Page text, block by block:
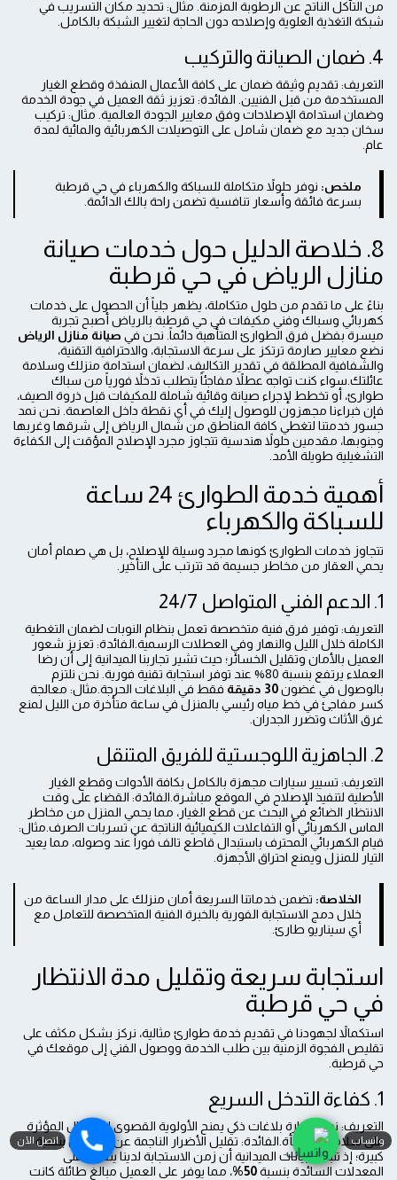
من التآكل الناتج عن الرطوبة المزمنة. مثال: تحديد مكان التسريب في
شبكة التغذية العلوية وإصلاحه دون الحاجة لتغيير الشبكة بالكامل.
4. ضمان الصيانة والتركيب
التعريف: تقديم وثيقة ضمان على كافة الأعمال المنفذة وقطع الغيار
المستخدمة من قبل الفنيين. الفائدة: تعزيز ثقة العميل في جودة الخدمة
وضمان استدامة الإصلاحات وفق معايير الجودة العالمية. مثال: تركيب
سخان جديد مع ضمان شامل على التوصيلات الكهربائية والمائية لمدة
عام.
ملخص: نوفر حلولاً متكاملة للسباكة والكهرباء في حي قرطبة
بسرعة فائقة وأسعار تنافسية تضمن راحة بالك الدائمة.
8. خلاصة الدليل حول خدمات صيانة
منازل الرياض في حي قرطبة
بناءً على ما تقدم من حلول متكاملة، يظهر جلياً أن الحصول على خدمات
كهربائي وسباك وفني مكيفات في حي قرطبة بالرياض أصبح تجربة
ميسرة بفضل فرق الطوارئ المتأهبة دائماً. نحن في صيانة منازل الرياض
نضع معايير صارمة ترتكز على سرعة الاستجابة، والاحترافية التقنية،
والشفافية المطلقة في تقدير التكاليف، لضمان استدامة منزلك وسلامة
عائلتك.سواء كنت تواجه عطلاً مفاجئاً يتطلب تدخلاً فورياً من سباك
طوارئ، أو تخطط لإجراء صيانة وقائية شاملة للمكيفات قبل ذروة الصيف،
فإن خبراءنا مجهزون للوصول إليك في أي نقطة داخل العاصمة. نحن نمد
جسور خدمتنا لتغطي كافة المناطق من شمال الرياض إلى شرقها وغربها
وجنوبها، مقدمين حلولاً هندسية تتجاوز مجرد الإصلاح المؤقت إلى الكفاءة
التشغيلية طويلة الأمد.
أهمية خدمة الطوارئ 24 ساعة
للسباكة والكهرباء
تتجاوز خدمات الطوارئ كونها مجرد وسيلة للإصلاح، بل هي صمام أمان
يحمي العقار من مخاطر جسيمة قد تترتب على التأخير.
1. الدعم الفني المتواصل 24/7
التعريف: توفير فرق فنية متخصصة تعمل بنظام النوبات لضمان التغطية
الكاملة خلال الليل والنهار وفي العطلات الرسمية.الفائدة: تعزيز شعور
العميل بالأمان وتقليل الخسائر؛ حيث تشير تجاربنا الميدانية إلى أن رضا
العملاء يرتفع بنسبة 80% عند توفر استجابة تقنية فورية. نحن نلتزم
بالوصول في غضون30 دقيقة
فقط في البلاغات الحرجة.مثال: معالجة
كسر مفاجئ في خط مياه رئيسي بالمنزل في ساعة متأخرة من الليل لمنع
غرق الأثاث وتضرر الجدران.
2. الجاهزية اللوجستية للفريق المتنقل
التعريف: تسيير سيارات مجهزة بالكامل بكافة الأدوات وقطع الغيار
الأصلية لتنفيذ الإصلاح في الموقع مباشرة.الفائدة: القضاء على وقت
الانتظار الضائع في البحث عن قطع الغيار، مما يحمي المنزل من مخاطر
الماس الكهربائي أو التفاعلات الكيميائية الناتجة عن تسربات الصرف.مثال:
قيام الكهربائي المحترف باستبدال قاطع تالف فوراً عند وصوله، مما يعيد
التيار للمنزل ويمنع احتراق الأجهزة.
الخلاصة: تضمن خدماتنا السريعة أمان منزلك على مدار الساعة من
خلال دمج الاستجابة الفورية بالخبرة الفنية المتخصصة للتعامل مع
أي سيناريو طارئ.
استجابة سريعة وتقليل مدة الانتظار
في حي قرطبة
استكمالاً لجهودنا في تقديم خدمة طوارئ مثالية، نركز بشكل مكثف على
تقليص الفجوة الزمنية بين طلب الخدمة ووصول الفني إلى موقعك في
حي قرطبة.
1. كفاءة التدخل السريع
التعريف: نظام إدارة بلاغات ذكي يمنح الأولوية القصوى للأعطال المؤثرة
على سلامة المنشأة.الفائدة: تقليل الأضرار الناجمة عن الأعطال بنسبة
كبيرة؛ إذ تثبت البيانات الميدانية أن زمن الاستجابة لدينا يتفوق على
المعدلات السائدة بنسبة50%
، مما يوفر على العميل مبالغ طائلة كانت
واتساب اتصل الآن